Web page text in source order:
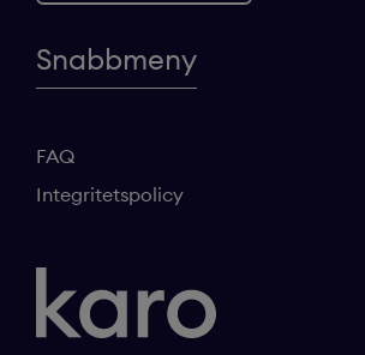
Snabbmeny
FAQ
Integritetspolicy